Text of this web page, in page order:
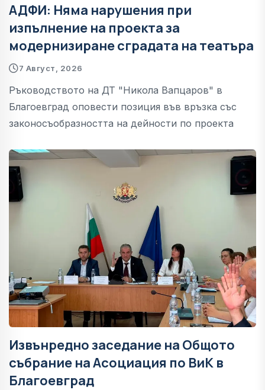
АДФИ: Няма нарушения при
изпълнение на проекта за
модернизиране сградата на театъра
7 Август, 2026
Ръководството на ДТ "Никола Вапцаров" в
Благоевград оповести позиция във връзка със
законосъобразността на дейности по проекта
Извънредно заседание на Общото
събрание на Асоциация по ВиК в
Благоевград